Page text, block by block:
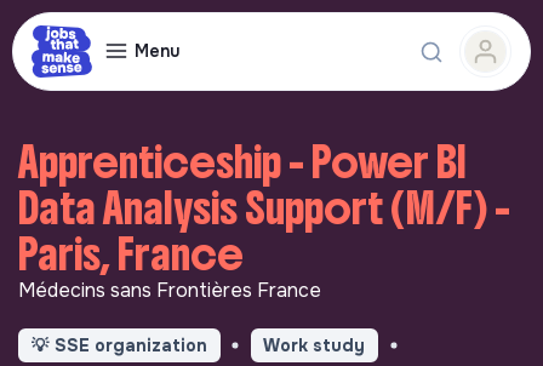
Menu
Apprenticeship - Power BI
Data Analysis Support (M/F) -
Paris, France
Médecins sans Frontières France
💡 SSE organization
Work study